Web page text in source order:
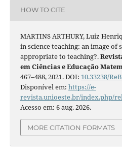
HOW TO CITE
MARTINS ARTHURY, Luiz
in science teaching: an image
appropriate to teaching?.
em Ciências e Educação
467–488, 2021. DOI: 10.33238/
Disponível em: https://e-
revista.unioeste.br/index.php/
Acesso em: 6 aug. 2026.
MORE CITATION FORMATS